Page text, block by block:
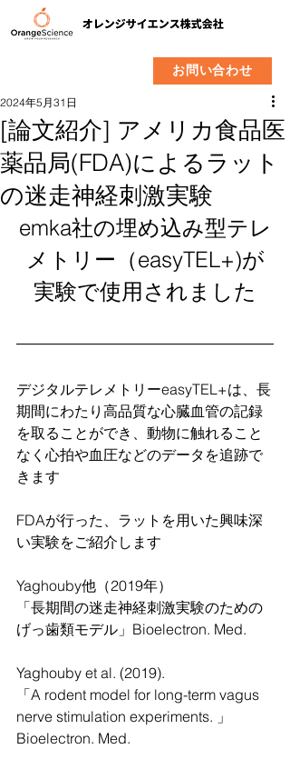
お問い合わせ
[論文紹介] アメリカ食品医
薬品局(FDA)によるラット
の迷走神経刺激実験
2024年5月31日
emka社の埋め込み型テレ
メトリー（easyTEL+)が
実験で使用されました
デジタルテレメトリーeasyTEL+は、長
期間にわたり高品質な心臓血管の記録
を取ることができ、動物に触れること
なく心拍や血圧などのデータを追跡で
きます
FDAが行った、ラットを用いた興味深
い実験をご紹介します
Yaghouby他（2019年）
「長期間の迷走神経刺激実験のための
げっ歯類モデル」Bioelectron. Med.
Yaghouby et al. (2019).
「A rodent model for long-term vagus
nerve stimulation experiments. 」
Bioelectron. Med.